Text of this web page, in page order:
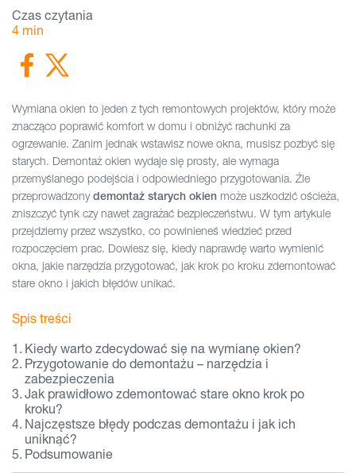
Wymiana okien to jeden z tych remontowych projektów, który może
znacząco poprawić komfort w domu i obniżyć rachunki za
ogrzewanie. Zanim jednak wstawisz nowe okna, musisz pozbyć się
starych. Demontaż okien wydaje się prosty, ale wymaga
przemyślanego podejścia i odpowiedniego przygotowania. Źle
przeprowadzonydemontaż starych okien może uszkodzić ościeża,
zniszczyć tynk czy nawet zagrażać bezpieczeństwu. W tym artykule
przejdziemy przez wszystko, co powinieneś wiedzieć przed
rozpoczęciem prac. Dowiesz się, kiedy naprawdę warto wymienić
okna, jakie narzędzia przygotować, jak krok po kroku zdemontować
stare okno i jakich błędów unikać.
Spis treści
Kiedy warto zdecydować się na wymianę okien?
Przygotowanie do demontażu – narzędzia i
zabezpieczenia
Jak prawidłowo zdemontować stare okno krok po
kroku?
Najczęstsze błędy podczas demontażu i jak ich
uniknąć?
Podsumowanie
Czas czytania
4 min